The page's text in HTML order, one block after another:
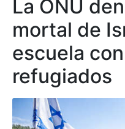
La ONU
mortal de
escuela
refugiados